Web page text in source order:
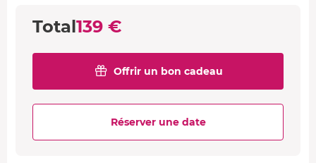
Total139 €
Offrir un bon cadeau
Réserver une date